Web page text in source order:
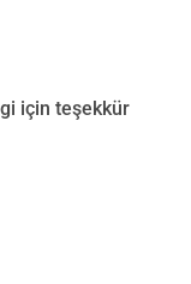
için teşekkür